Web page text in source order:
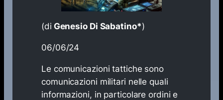
(di Genesio Di Sabatino​*)
06/06/24
Le comunicazioni tattiche sono
comunicazioni militari nelle quali
informazioni, in particolare ordini e